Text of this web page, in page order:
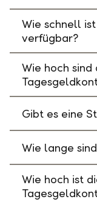
Wie schnell
verfügbar?
Wie hoch sind
Gibt es eine
Wie lange
Wie hoch ist